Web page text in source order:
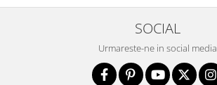
SOCIAL
Urmareste-ne in social media